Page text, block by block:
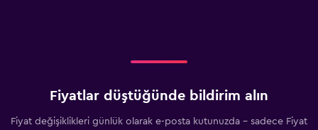
Fiyatlar düştüğünde bildirim alın
Fiyat değişiklikleri günlük olarak e-posta kutunuzda - sadece Fiyat